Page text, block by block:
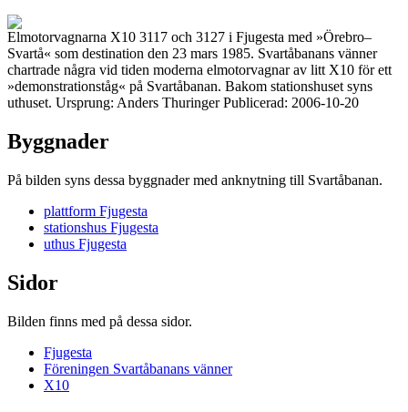
Elmotorvagnarna X10 3117 och 3127 i Fjugesta med »Örebro–
Svartå« som destination den 23 mars 1985. Svartåbanans vänner
chartrade några vid tiden moderna elmotorvagnar av litt X10 för ett
»demonstrationståg« på Svartåbanan. Bakom stationshuset syns
uthuset. Ursprung: Anders Thuringer Publicerad: 2006-10-20
Byggnader
På bilden syns dessa byggnader med anknytning till Svartåbanan.
plattform Fjugesta
stationshus Fjugesta
uthus Fjugesta
Sidor
Bilden finns med på dessa sidor.
Fjugesta
Föreningen Svartåbanans vänner
X10